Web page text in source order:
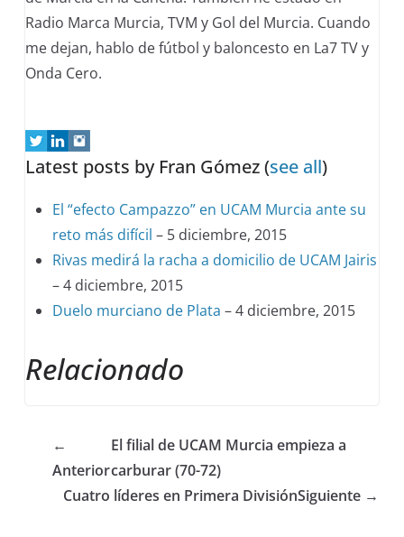
Radio Marca Murcia, TVM y Gol del Murcia. Cuando
me dejan, hablo de fútbol y baloncesto en La7 TV y
Onda Cero.
Latest posts by Fran Gómez(see all)
El “efecto Campazzo” en UCAM Murcia ante su
reto más difícil – 5 diciembre, 2015
Rivas medirá la racha a domicilio de UCAM Jairis
– 4 diciembre, 2015
Duelo murciano de Plata – 4 diciembre, 2015
Relacionado
←
Anterior
El filial de UCAM Murcia empieza a
carburar (70-72)
Cuatro líderes en Primera DivisiónSiguiente →